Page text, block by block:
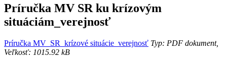
Príručka MV SR ku krízovým
situáciám_verejnosť
Príručka MV_SR_krízové situácie_verejnosť Typ: PDF dokument,
Veľkosť: 1015.92 kB